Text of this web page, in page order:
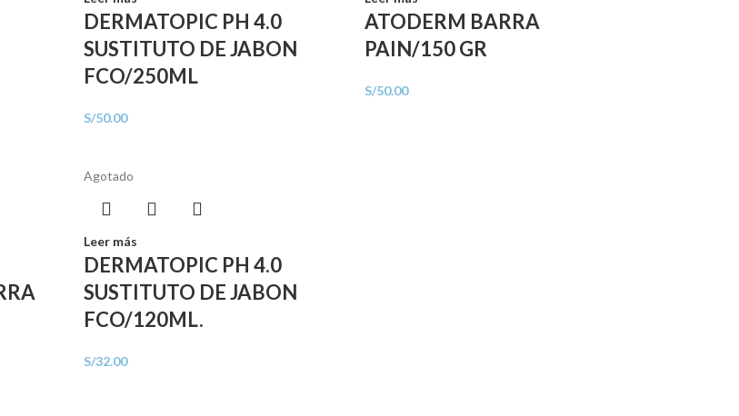
DERMATOPIC PH 4.0
SUSTITUTO DE JABON
FCO/250ML
S/50.00
ATODERM BARRA
PAIN/150 GR
S/50.00
Agotado
Leer más
DERMATOPIC PH 4.0
SUSTITUTO DE JABON
FCO/120ML.
S/32.00